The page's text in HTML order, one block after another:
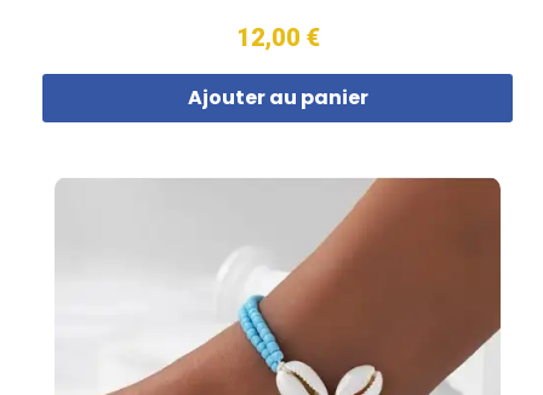
12,00 €
Ajouter au panier